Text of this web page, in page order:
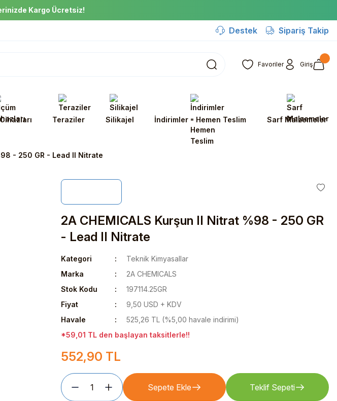
Kargo Ücretsiz!
Destek Sipariş Takip
Favoriler Giriş
Teraziler Silikajel İndirimler - Hemen Teslim Sarf Malzemeler
- 250 GR - Lead II Nitrate
2A CHEMICALS Kurşun II Nitrat %98 - 250 GR
- Lead II Nitrate
Kategori
Teknik Kimyasallar
Marka
2A CHEMICALS
Stok Kodu
197114.25GR
Fiyat
9,50 USD + KDV
Havale
525,26 TL (%5,00 havale indirimi)
*59,01 TL den başlayan taksitlerle!!
552,90 TL
Sepete Ekle Teklif Sepeti